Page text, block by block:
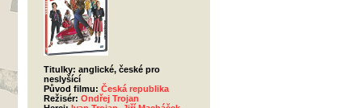
Titulky: anglické, české pro
neslyšící
Původ filmu: Česká republika
Režisér: Ondřej Trojan